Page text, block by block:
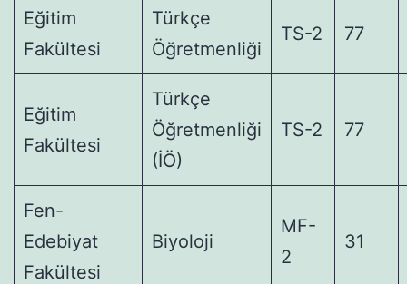
Eğitim
Fakültesi
Türkçe
Öğretmenliği
TS-2 77
Eğitim
Fakültesi
Türkçe
Öğretmenliği
(İÖ)
TS-2 77
Fen-
Edebiyat
Fakültesi
Biyoloji
MF-
2
31